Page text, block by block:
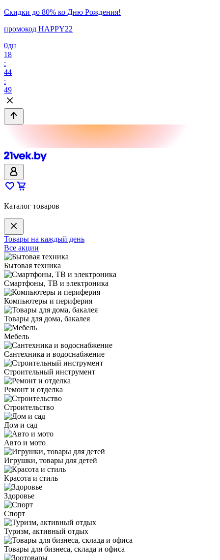
Скидки до 80% ко Дню Рождения!
промокод HAPPY22
0дн
18
:
44
:
49
Каталог товаров
Товары на каждый день
Все акции
Бытовая техника
Смартфоны, ТВ и электроника
Компьютеры и периферия
Товары для дома, бакалея
Мебель
Сантехника и водоснабжение
Строительный инструмент
Ремонт и отделка
Строительство
Дом и сад
Авто и мото
Игрушки, товары для детей
Красота и стиль
Здоровье
Спорт
Туризм, активный отдых
Товары для бизнеса, склада и офиса